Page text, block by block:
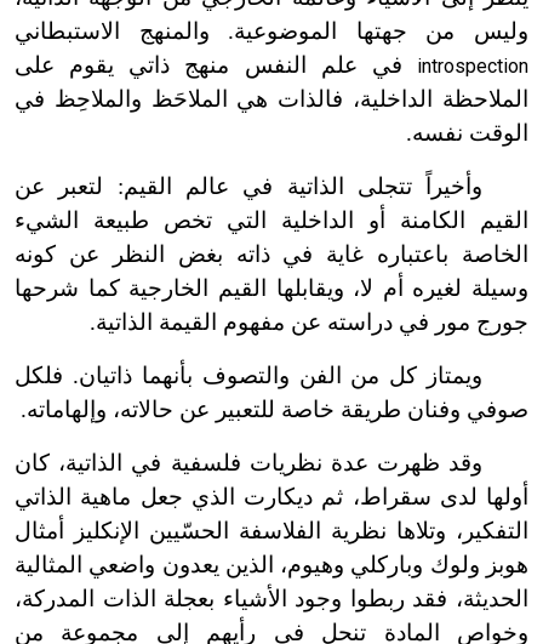
وليس من جهتها الموضوعية. والمنهج الاستبطاني
introspection
في علم النفس منهج ذاتي يقوم على
الملاحظة الداخلية، فالذات هي الملاحَظ والملاحِظ في
الوقت نفسه.
وأخيراً تتجلى الذاتية في عالم القيم: لتعبر عن
القيم الكامنة أو الداخلية التي تخص طبيعة الشيء
الخاصة باعتباره غاية في ذاته بغض النظر عن كونه
وسيلة لغيره أم لا، ويقابلها القيم الخارجية كما شرحها
جورج مور في دراسته عن مفهوم القيمة الذاتية.
ويمتاز كل من الفن والتصوف بأنهما ذاتيان. فلكل
صوفي وفنان طريقة خاصة للتعبير عن حالاته، وإلهاماته.
وقد ظهرت عدة نظريات فلسفية في الذاتية، كان
أولها لدى سقراط، ثم ديكارت الذي جعل ماهية الذاتي
التفكير، وتلاها نظرية الفلاسفة الحسّيين الإنكليز أمثال
هوبز ولوك وباركلي وهيوم، الذين يعدون واضعي المثالية
الحديثة، فقد ربطوا وجود الأشياء بعجلة الذات المدركة،
وخواص المادة تنحل في رأيهم إلى مجموعة من